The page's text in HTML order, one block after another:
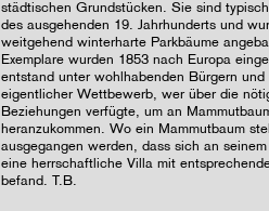
städtischen Grundstücken. Sie sind
des ausgehenden 19. Jahrhunderts und
weitgehend winterharte Parkbäume
Exemplare wurden 1853 nach Europa
entstand unter wohlhabenden Bürgern und
eigentlicher Wettbewerb, wer über die
Beziehungen verfügte, um an
heranzukommen. Wo ein Mammutbaum
ausgegangen werden, dass sich an
eine herrschaftliche Villa mit
befand. T.B.